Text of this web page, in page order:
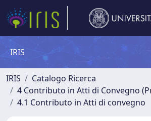
IRIS
IRIS
Catalogo Ricerca
4 Contributo in Atti di Convegno
4.1 Contributo in Atti di convegno